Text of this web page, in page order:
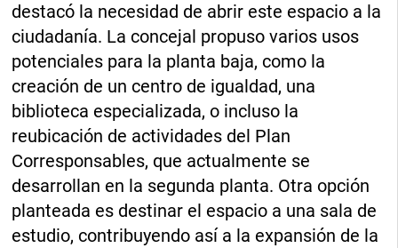
destacó la necesidad de abrir este espacio a la
ciudadanía. La concejal propuso varios usos
potenciales para la planta baja, como la
creación de un centro de igualdad, una
biblioteca especializada, o incluso la
reubicación de actividades del Plan
Corresponsables, que actualmente se
desarrollan en la segunda planta. Otra opción
planteada es destinar el espacio a una sala de
estudio, contribuyendo así a la expansión de la